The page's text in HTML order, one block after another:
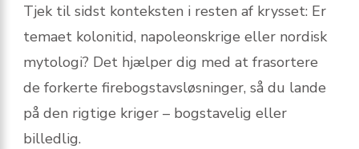
Tjek til sidst konteksten i resten af krysset: Er
temaet kolonitid, napoleonskrige eller nordisk
mytologi? Det hjælper dig med at frasortere
de forkerte firebogstavsløsninger, så du lande
på den rigtige kriger – bogstavelig eller
billedlig.